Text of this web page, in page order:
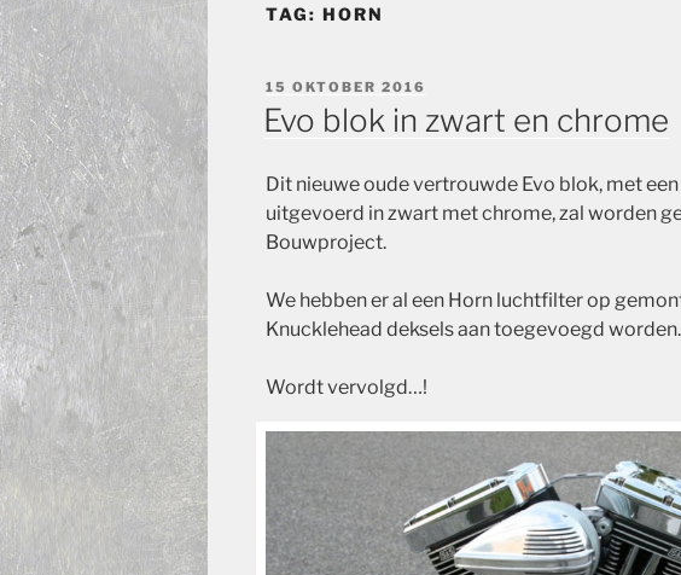
TAG: HORN
GEPLAATST
OP
15 OKTOBER 2016
Evo blok in zwart en chrome
Dit nieuwe oude vertrouwde Evo blok, met
uitgevoerd in zwart met chrome, zal worden
Bouwproject.
We hebben er al een Horn luchtfilter op
Knucklehead deksels aan toegevoegd worden.
Wordt vervolgd…!